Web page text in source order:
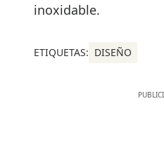
inoxidable.
ETIQUETAS: DISEÑO